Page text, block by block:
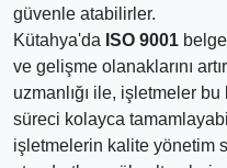
güvenle atabilirler.
Kütahya'da ISO 9001
ve gelişme olanaklarını
uzmanlığı ile, işletmeler
süreci kolayca
işletmelerin kalite yönetim